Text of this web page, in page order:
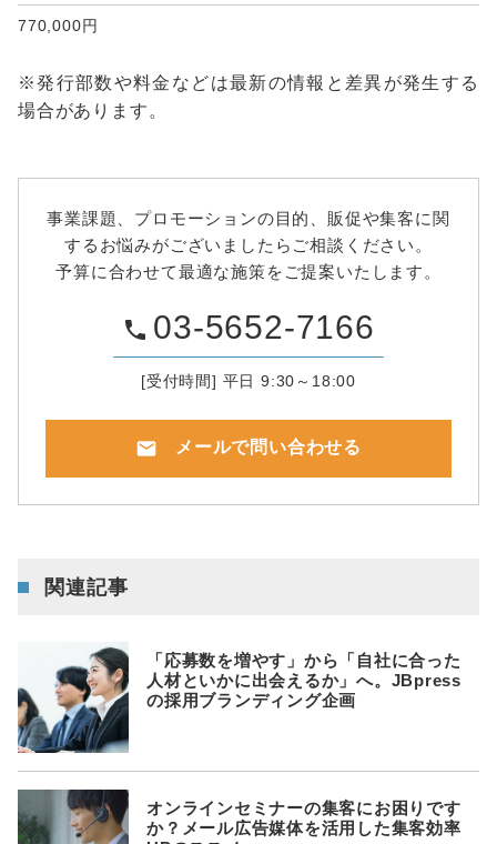
770,000円
※発行部数や料金などは最新の情報と差異が発生する
場合があります。
事業課題、プロモーションの目的、販促や集客に関
するお悩みがございましたらご相談ください。
予算に合わせて最適な施策をご提案いたします。
phone 03-5652-7166
[受付時間] 平日 9:30～18:00
mail メールで問い合わせる
関連記事
「応募数を増やす」から「自社に合った
人材といかに出会えるか」へ。JBpress
の採用ブランディング企画
オンラインセミナーの集客にお困りです
か？メール広告媒体を活用した集客効率